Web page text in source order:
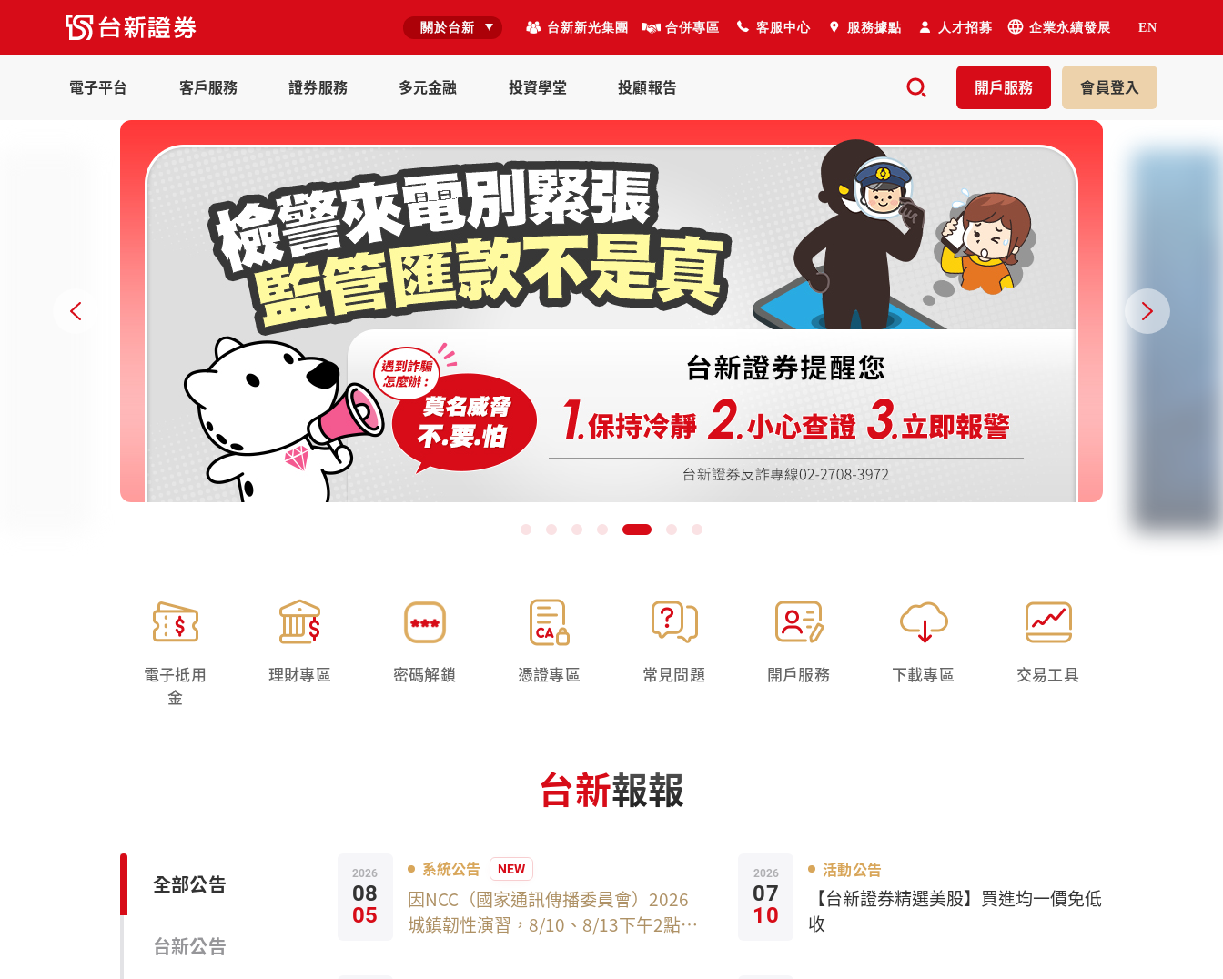
關於台新 台新新光集團 合併專區 客服中心 服務據點 人才招募 企業永續發展 EN
電子平台 客戶服務 證券服務 多元金融 投資學堂 投顧報告 開戶服務 會員登入
電子抵用
金
理財專區 密碼解鎖 憑證專區 常見問題 開戶服務 下載專區 交易工具
台新報報
全部公告
台新公告
2026
08
05
系統公告 NEW
因NCC（國家通訊傳播委員會）2026
城鎮韌性演習，8/10、8/13下午2點半
2026
07
10
活動公告
【台新證券精選美股】買進均一價免低
收